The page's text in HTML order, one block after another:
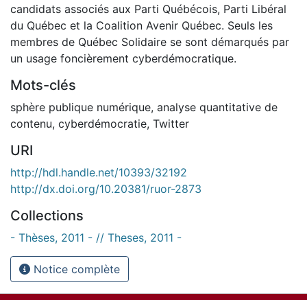
candidats associés aux Parti Québécois, Parti Libéral
du Québec et la Coalition Avenir Québec. Seuls les
membres de Québec Solidaire se sont démarqués par
un usage foncièrement cyberdémocratique.
Mots-clés
sphère publique numérique, analyse quantitative de
contenu, cyberdémocratie, Twitter
URI
http://hdl.handle.net/10393/32192
http://dx.doi.org/10.20381/ruor-2873
Collections
- Thèses, 2011 - // Theses, 2011 -
Notice complète